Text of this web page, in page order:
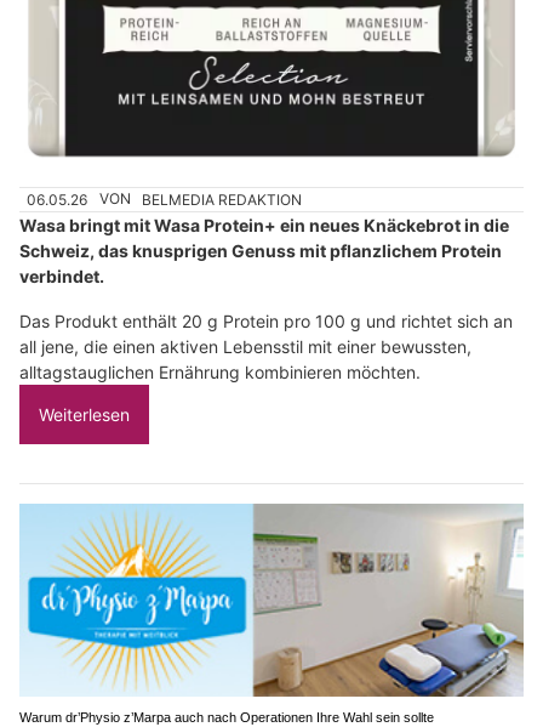
06.05.26 VON BELMEDIA REDAKTION
Wasa bringt mit Wasa Protein+ ein neues Knäckebrot in die
Schweiz, das knusprigen Genuss mit pflanzlichem Protein
verbindet.
Das Produkt enthält 20 g Protein pro 100 g und richtet sich an
all jene, die einen aktiven Lebensstil mit einer bewussten,
alltagstauglichen Ernährung kombinieren möchten.
Weiterlesen
Warum dr’Physio z’Marpa auch nach Operationen Ihre Wahl sein sollte